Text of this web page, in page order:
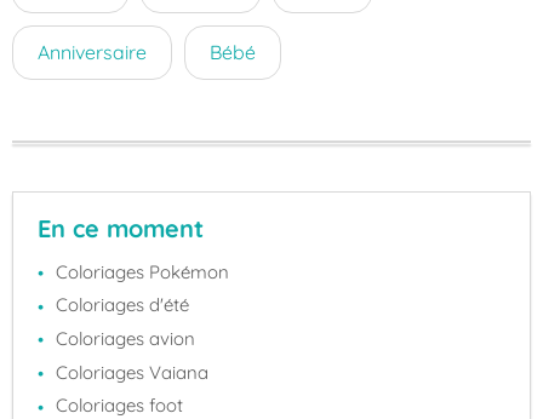
Anniversaire Bébé
En ce moment
Coloriages Pokémon
Coloriages d'été
Coloriages avion
Coloriages Vaiana
Coloriages foot